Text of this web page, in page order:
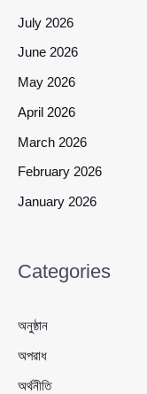
July 2026
June 2026
May 2026
April 2026
March 2026
February 2026
January 2026
Categories
অনুষ্ঠান
অপরাধ
অর্থনীতি